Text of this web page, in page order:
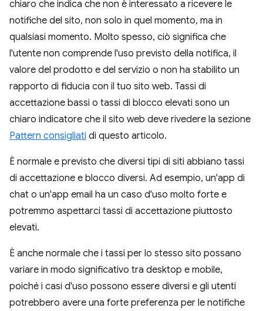
chiaro che indica che non è interessato a ricevere le
notifiche del sito, non solo in quel momento, ma in
qualsiasi momento. Molto spesso, ciò significa che
l'utente non comprende l'uso previsto della notifica, il
valore del prodotto e del servizio o non ha stabilito un
rapporto di fiducia con il tuo sito web. Tassi di
accettazione bassi o tassi di blocco elevati sono un
chiaro indicatore che il sito web deve rivedere la sezione
Pattern consigliati di questo articolo.
È normale e previsto che diversi tipi di siti abbiano tassi
di accettazione e blocco diversi. Ad esempio, un'app di
chat o un'app email ha un caso d'uso molto forte e
potremmo aspettarci tassi di accettazione piuttosto
elevati.
È anche normale che i tassi per lo stesso sito possano
variare in modo significativo tra desktop e mobile,
poiché i casi d'uso possono essere diversi e gli utenti
potrebbero avere una forte preferenza per le notifiche